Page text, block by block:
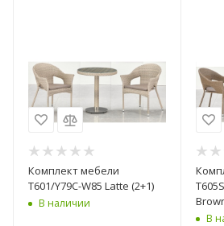
Комплект мебели
T601/Y79C-W85 Latte (2+1)
В наличии
В